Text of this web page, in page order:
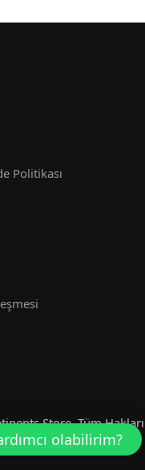
Politikası
Store. Tüm Hakları
olabilirim?